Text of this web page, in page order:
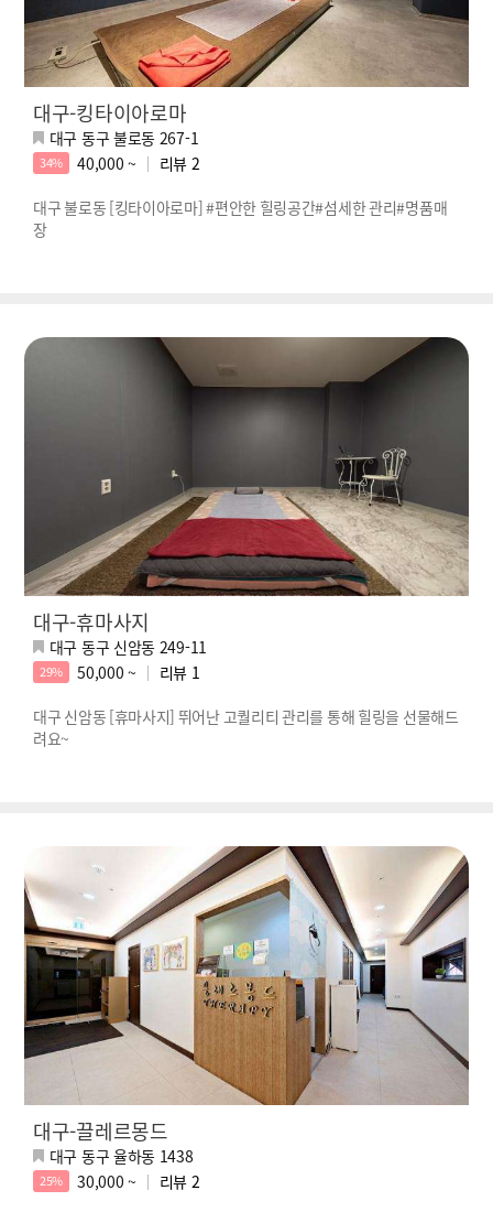
대구-킹타이아로마
대구 동구 불로동 267-1
34% 40,000 ~ 리뷰 2
대구 불로동 [킹타이아로마] #편안한 힐링공간#섬세한 관리#명품매
장
대구-휴마사지
대구 동구 신암동 249-11
29% 50,000 ~ 리뷰 1
대구 신암동 [휴마사지] 뛰어난 고퀄리티 관리를 통해 힐링을 선물해드
려요~
대구-끌레르몽드
대구 동구 율하동 1438
25% 30,000 ~ 리뷰 2